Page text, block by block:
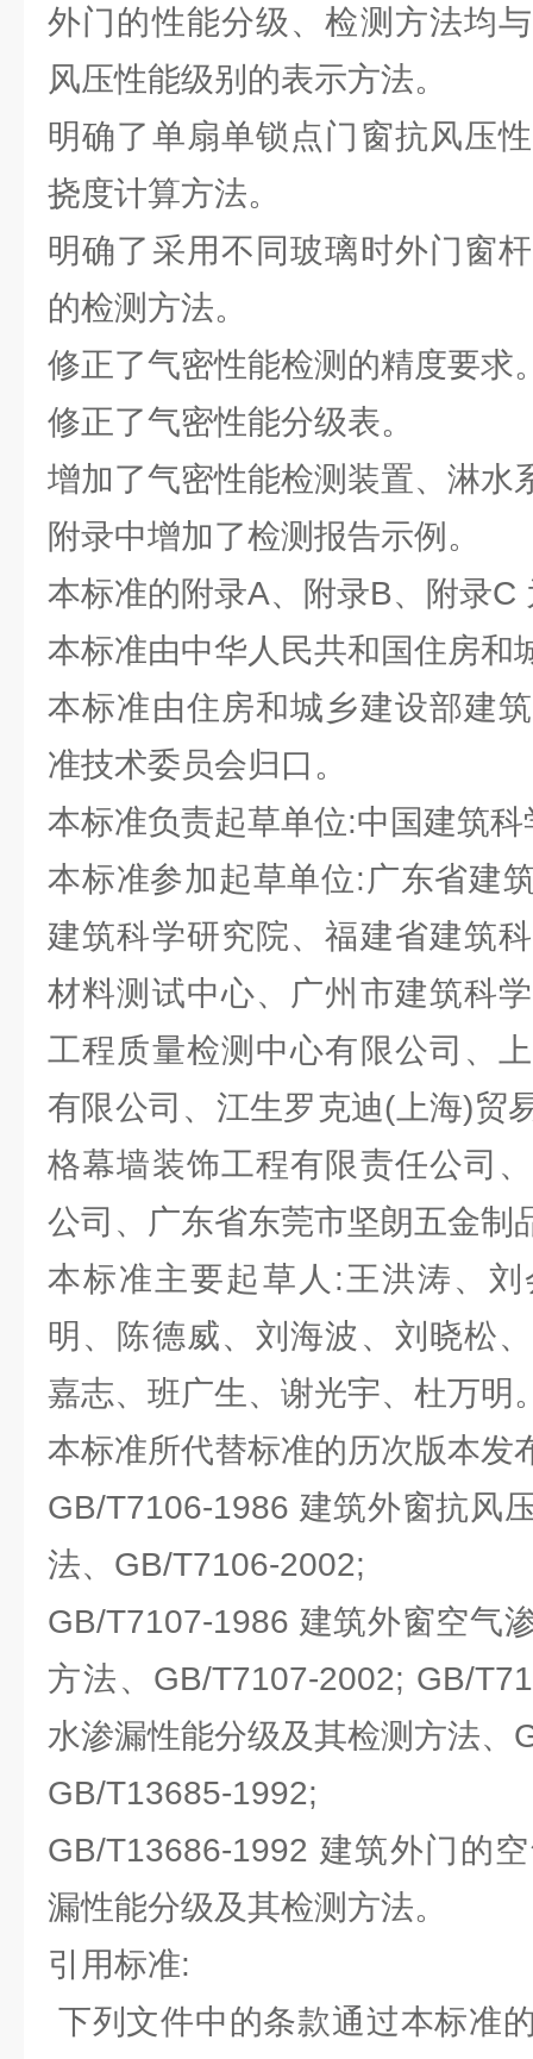
外门的性能分级、检测方法均
风压性能级别的表示方法。
明确了单扇单锁点门窗抗风压
挠度计算方法。
明确了采用不同玻璃时外门窗
的检测方法。
修正了气密性能检测的精度要求
修正了气密性能分级表。
增加了气密性能检测装置、淋水
附录中增加了检测报告示例。
本标准的附录A、附录B、附录
本标准由中华人民共和国住房和
本标准由住房和城乡建设部建
准技术委员会归口。
本标准负责起草单位:中国建筑
本标准参加起草单位:广东省建
建筑科学研究院、福建省建筑
材料测试中心、广州市建筑科
工程质量检测中心有限公司、
有限公司、江生罗克迪(上海)贸
格幕墙装饰工程有限责任公司
公司、广东省东莞市坚朗五金制
本标准主要起草人:王洪涛、
明、陈德威、刘海波、刘晓松
嘉志、班广生、谢光宇、杜万明
本标准所代替标准的历次版本发
GB/T7106-1986 建筑外窗抗风
法、GB/T7106-2002;
GB/T7107-1986 建筑外窗空气
方法、GB/T7107-2002; GB/
水渗漏性能分级及其检测方法
GB/T13685-1992;
GB/T13686-1992 建筑外门的
漏性能分级及其检测方法。
引用标准:
下列文件中的条款通过本标准